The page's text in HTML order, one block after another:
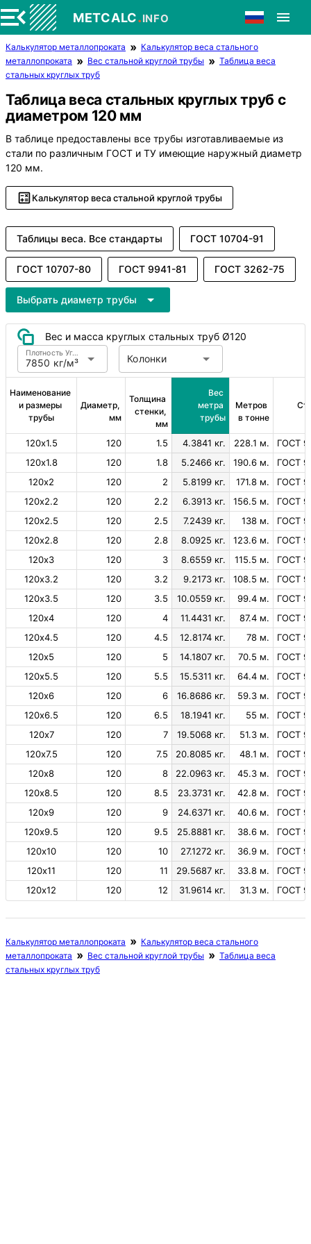
METCALC.INFO
Калькулятор металлопроката
Калькулятор веса стального
металлопроката
Вес стальной круглой трубы
Таблица веса
стальных круглых труб
Таблица веса стальных круглых труб с
диаметром 120 мм
В таблице предоставлены все трубы изготавливаемые из
стали по различным ГОСТ и ТУ имеющие наружный диаметр
120 мм.
Калькулятор веса стальной круглой трубы
Таблицы веса. Все стандарты ГОСТ 10704-91
ГОСТ 10707-80 ГОСТ 9941-81 ГОСТ 3262-75
Выбрать диаметр трубы
Вес и масса круглых стальных труб Ø120
7850 кг/м³
Плотность Углеродистая сталь Колонки
Наименование
и размеры
трубы
Диаметр,
мм
Толщина
стенки,
мм
Вес
метра
трубы
Метров
в тонне
120х1.5 120 1.5 4.3841 кг. 228.1 м.
ГОСТ
120х1.8
120 1.8 5.2466 кг. 190.6 м.
ГОСТ
120х2
120 2 5.8199 кг. 171.8 м.
ГОСТ
120х2.2
120 2.2 6.3913 кг. 156.5 м.
ГОСТ
120х2.5
120 2.5 7.2439 кг. 138 м.
ГОСТ
120х2.8
120 2.8 8.0925 кг. 123.6 м.
ГОСТ
120х3
120 3 8.6559 кг. 115.5 м.
ГОСТ
120х3.2
120 3.2 9.2173 кг. 108.5 м.
ГОСТ
120х3.5
120 3.5 10.0559 кг. 99.4 м.
ГОСТ
120х4
120 4 11.4431 кг. 87.4 м.
ГОСТ
120х4.5
120 4.5 12.8174 кг. 78 м.
ГОСТ
120х5
120 5 14.1807 кг. 70.5 м.
ГОСТ
120х5.5
120 5.5 15.5311 кг. 64.4 м.
ГОСТ
120х6
120 6 16.8686 кг. 59.3 м.
ГОСТ
120х6.5
120 6.5 18.1941 кг. 55 м.
ГОСТ
120х7
120 7 19.5068 кг. 51.3 м.
ГОСТ
120х7.5
120 7.5 20.8085 кг. 48.1 м.
ГОСТ
120х8
120 8 22.0963 кг. 45.3 м.
ГОСТ
120х8.5
120 8.5 23.3731 кг. 42.8 м.
ГОСТ
120х9
120 9 24.6371 кг. 40.6 м.
ГОСТ
120х9.5
120 9.5 25.8881 кг. 38.6 м.
ГОСТ
120х10
120 10 27.1272 кг. 36.9 м.
ГОСТ
120х11
120 11 29.5687 кг. 33.8 м.
ГОСТ
120х12
120 12 31.9614 кг. 31.3 м. ГОСТ
Калькулятор металлопроката
Калькулятор веса стального
металлопроката
Вес стальной круглой трубы
Таблица веса
стальных круглых труб